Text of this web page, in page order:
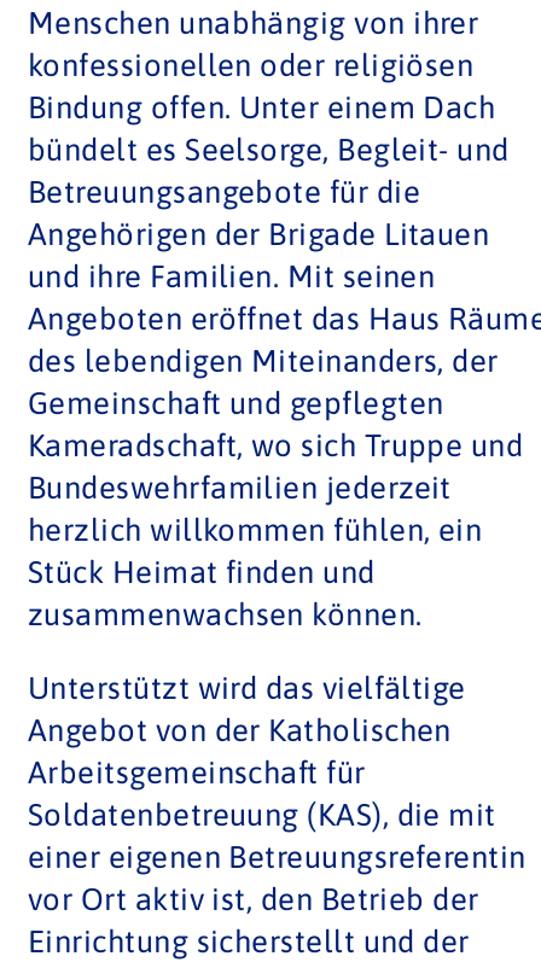
Menschen unabhängig von ihrer
konfessionellen oder religiösen
Bindung offen. Unter einem Dach
bündelt es Seelsorge, Begleit- und
Betreuungsangebote für die
Angehörigen der Brigade Litauen
und ihre Familien. Mit seinen
Angeboten eröffnet das Haus
des lebendigen Miteinanders, der
Gemeinschaft und gepflegten
Kameradschaft, wo sich Truppe und
Bundeswehrfamilien jederzeit
herzlich willkommen fühlen, ein
Stück Heimat finden und
zusammenwachsen können.
Unterstützt wird das vielfältige
Angebot von der Katholischen
Arbeitsgemeinschaft für
Soldatenbetreuung (KAS), die mit
einer eigenen Betreuungsreferentin
vor Ort aktiv ist, den Betrieb der
Einrichtung sicherstellt und der